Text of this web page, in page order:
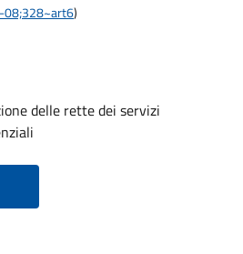
08;328~art6)
delle rette dei servizi